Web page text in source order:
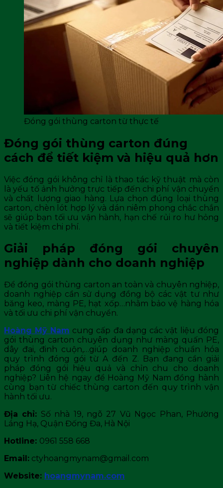
Đóng gói thùng carton từ thực tế
Đóng gói thùng carton đúng
cách để tiết kiệm và hiệu quả hơn
Việc đóng gói không chỉ là thao tác kỹ thuật mà còn
là yếu tố ảnh hưởng trực tiếp đến chi phí vận chuyển
và chất lượng giao hàng. Lựa chọn đúng loại thùng
carton, chèn lót hợp lý và dán niêm phong chắc chắn
sẽ giúp bạn tối ưu vận hành, hạn chế rủi ro hư hỏng
và tiết kiệm chi phí.
Giải pháp đóng gói chuyên
nghiệp dành cho doanh nghiệp
Để đóng gói thùng carton an toàn và chuyên nghiệp,
doanh nghiệp cần sử dụng đồng bộ các vật tư như
băng keo, màng PE, hạt xốp…nhằm bảo vệ hàng hóa
và tối ưu chi phí vận chuyển.
Hoàng Mỹ Nam cung cấp đa dạng các vật liệu đóng
gói thùng carton chuyên dụng như màng quấn PE,
dây đai, đinh cuộn,…giúp doanh nghiệp chuẩn hóa
quy trình đóng gói từ A đến Z. Bạn đang cần giải
pháp đóng gói hiệu quả và chỉn chu cho doanh
nghiệp? Liên hệ ngay để Hoàng Mỹ Nam đồng hành
cùng bạn từ chiếc thùng carton đến quy trình vận
hành tối ưu.
Địa chỉ: Số nhà 19, ngõ 27 Vũ Ngọc Phan, Phường
Láng Hạ, Quận Đống Đa, Hà Nội
Hotline: 0961 558 668
Email: ctyhoangmynam@gmail.com
Website: hoangmynam.com